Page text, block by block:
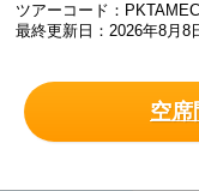
ツアーコード：
最終更新日：2026年8月8
空席